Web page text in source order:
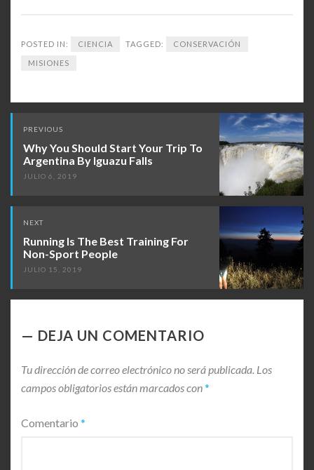
POSTED IN: CIENCIA TAGGED: CONSERVACIÓN
MISIONES
navigation
PREVIOUS
Why You Should Start Your Trip To
Argentina By Iguazu Falls
JULIO 6, 2019
NEXT
Running Is The Best Training For
Non-Sport People
JULIO 15, 2019
DEJA UN COMENTARIO
Tu dirección de correo electrónico no será publicada. Los
campos obligatorios están marcados con*
Comentario *